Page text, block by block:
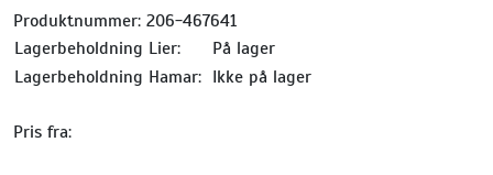
Produktnummer: 206-467641
Lagerbeholdning Lier:
På lager
Lagerbeholdning Hamar: Ikke på lager
Pris fra:
Blomster, potter og brett
Driftsmidler